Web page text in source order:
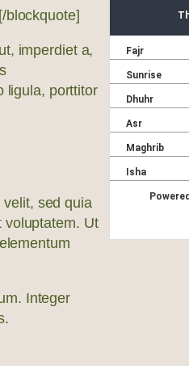
[/blockquote]
imperdiet a,
ligula, porttitor
sed quia
voluptatem. Ut
Integer